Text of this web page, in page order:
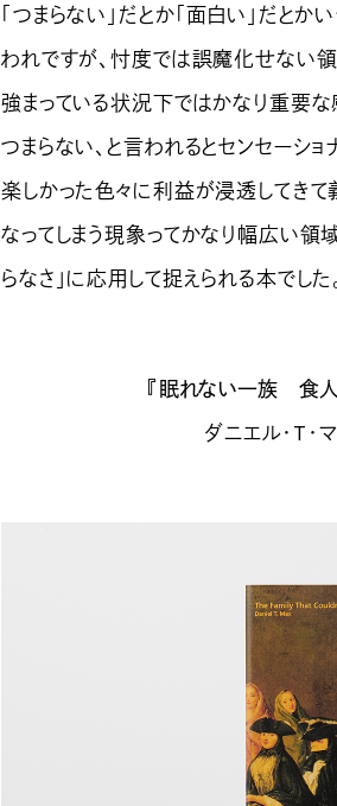
「つまらない」だとか「面白い」だと
われですが、忖度では誤魔化せない
強まっている状況下ではかなり重要な
つまらない、と言われるとセンセーシ
楽しかった色々に利益が浸透してき
なってしまう現象ってかなり幅広い領域
らなさ」に応用して捉えられる本でした
『眠れない一族 食
ダニエル・T・